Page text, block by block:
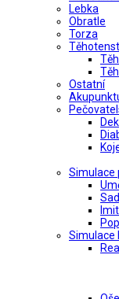
Lebka
Obratle
Torza
Ostatní
Simulace
Simulace